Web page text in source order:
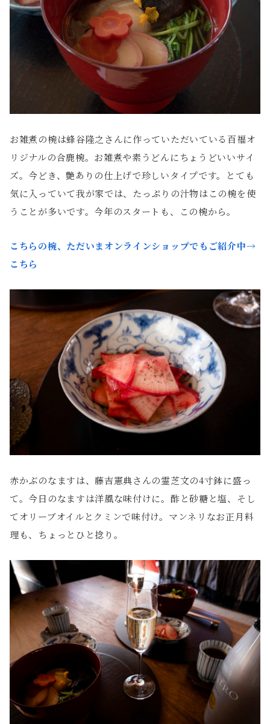
お雑煮の椀は蜂谷隆之さんに作っていただいている百福オ
リジナルの合鹿椀。お雑煮や素うどんにちょうどいいサイ
ズ。今どき、艶ありの仕上げで珍しいタイプです。とても
気に入っていて我が家では、たっぷりの汁物はこの椀を使
うことが多いです。今年のスタートも、この椀から。
こちらの椀、ただいまオンラインショップでもご紹介中→
こちら
赤かぶのなますは、藤吉憲典さんの霊芝文の4寸鉢に盛っ
て。今日のなますは洋風な味付けに。酢と砂糖と塩、そし
てオリーブオイルとクミンで味付け。マンネリなお正月料
理も、ちょっとひと捻り。